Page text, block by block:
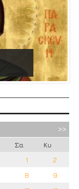
Σα
Κυ
1
2
8
9